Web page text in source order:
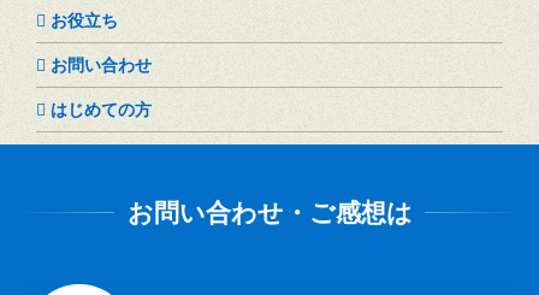
お役立ち
お問い合わせ
はじめての方